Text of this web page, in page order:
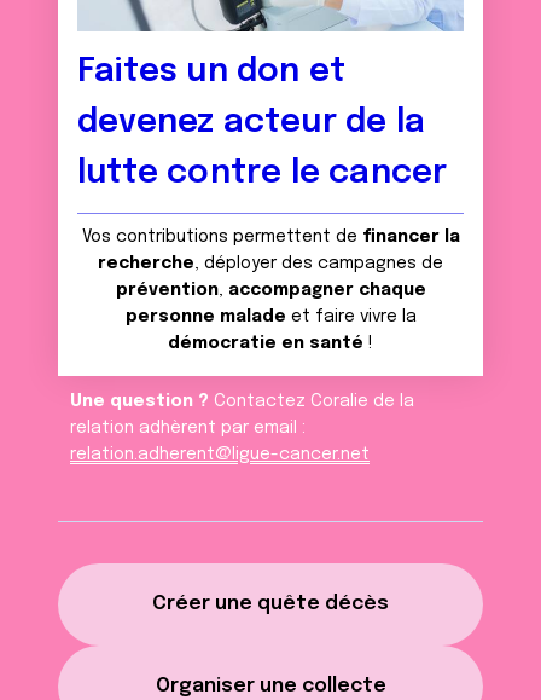
Créer une quête décès
Organiser une collecte
Faites un don et
devenez acteur de la
lutte contre le cancer
Vos contributions permettent de financer la
recherche, déployer des campagnes de
prévention, accompagner chaque
personne malade et faire vivre la
démocratie en santé !
Une question ? Contactez Coralie de la
relation adhèrent par email :
relation.adherent@ligue-cancer.net